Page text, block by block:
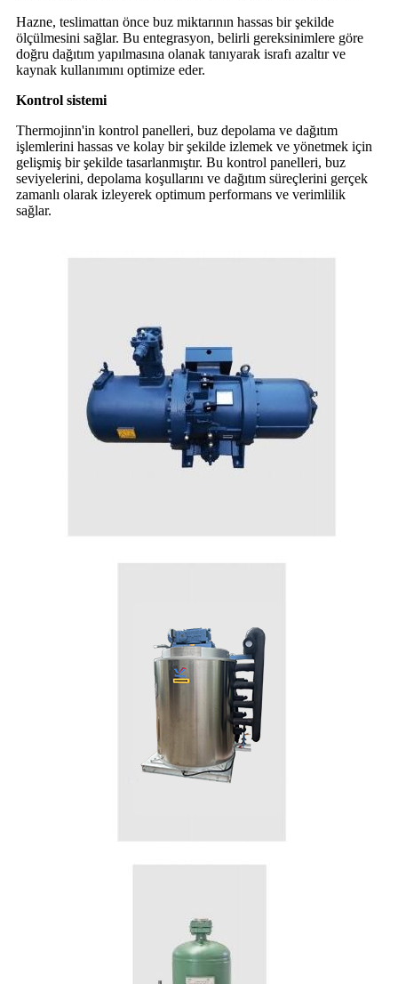
Hazne, teslimattan önce buz miktarının hassas bir şekilde
ölçülmesini sağlar. Bu entegrasyon, belirli gereksinimlere göre
doğru dağıtım yapılmasına olanak tanıyarak israfı azaltır ve
kaynak kullanımını optimize eder.
Kontrol sistemi
Thermojinn'in kontrol panelleri, buz depolama ve dağıtım
işlemlerini hassas ve kolay bir şekilde izlemek ve yönetmek için
gelişmiş bir şekilde tasarlanmıştır. Bu kontrol panelleri, buz
seviyelerini, depolama koşullarını ve dağıtım süreçlerini gerçek
zamanlı olarak izleyerek optimum performans ve verimlilik
sağlar.